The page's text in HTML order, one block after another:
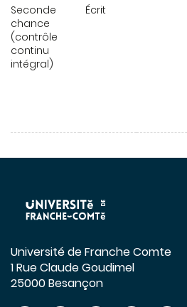
Seconde
chance
(contrôle
continu
intégral)
Écrit
Université de Franche Comte
1 Rue Claude Goudimel
25000 Besançon